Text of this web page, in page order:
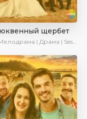
щербет
| Драма | SesDizi